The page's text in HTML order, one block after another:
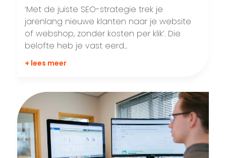
‘Met de juiste SEO-strategie trek je
jarenlang nieuwe klanten naar je website
of webshop, zonder kosten per klik’. Die
belofte heb je vast eerd...
+ lees meer